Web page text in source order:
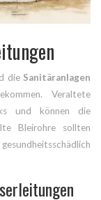
die Sanitäranlagen
Veraltete
und können die
Bleirohre sollten